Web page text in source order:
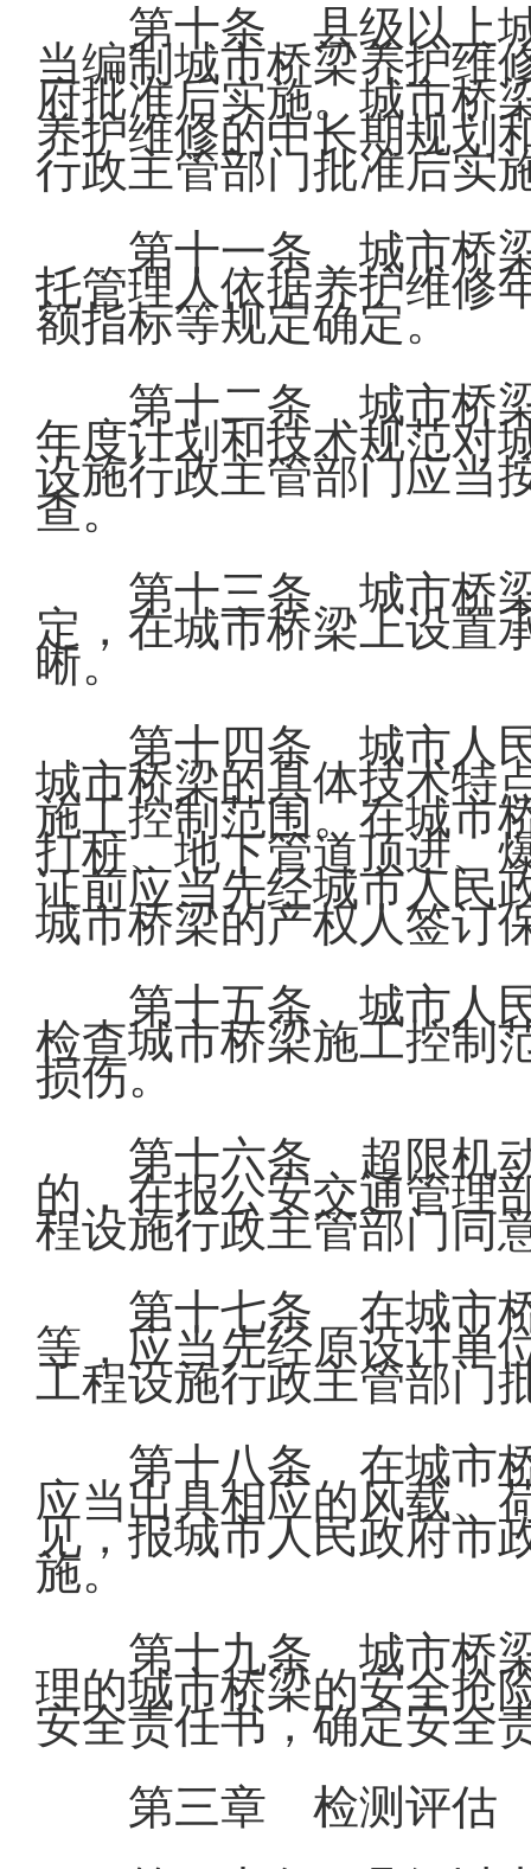
第十条 县级以上
当编制城市桥梁养护维
府批准后实施。城市桥
养护维修的中长期规划
行政主管部门批准后实
第十一条 城市桥
托管理人依据养护维修
额指标等规定确定。
第十二条 城市桥
年度计划和技术规范对
设施行政主管部门应当
查。
第十三条 城市桥
定，在城市桥梁上设置
晰。
第十四条 城市人
城市桥梁的具体技术特
施工控制范围。在城市
打桩、地下管道顶进、
证前应当先经城市人民
城市桥梁的产权人签订
第十五条 城市人
检查城市桥梁施工控制
损伤。
第十六条 超限机
的，在报公安交通管理
程设施行政主管部门同
第十七条 在城市
等，应当先经原设计单
工程设施行政主管部门
第十八条 在城市
应当出具相应的风载、
见，报城市人民政府市
施。
第十九条 城市桥
理的城市桥梁的安全抢
安全责任书，确定安全
第三章 检测评估